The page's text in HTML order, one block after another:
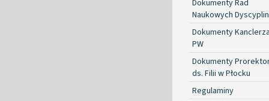
Dokumenty Rad
Naukowych Dyscyplin
Dokumenty
PW
Dokumenty
ds. Filii w Płocku
Regulaminy